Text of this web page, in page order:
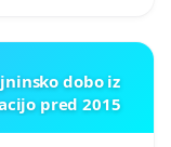
dobo iz
pred 2015